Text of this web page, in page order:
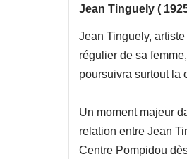
Jean Tinguely (
Jean Tinguely,
régulier de sa
poursuivra surtout la
Un moment majeur
relation entre Jean
Centre Pompidou